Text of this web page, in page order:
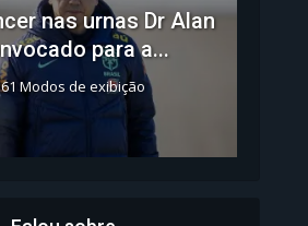
nas urnas Dr Alan
para a...
Modos de exibição